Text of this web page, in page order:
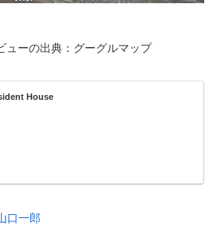
ューの出典：グーグルマップ
House
口一郎